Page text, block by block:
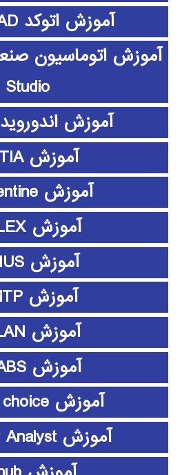
آموزش اتوکد AUTOCAD
Studio
آموزش اندوروید android
آموزش CATIA
آموزش clementine
آموزش CPLEX
آموزش EDIUS
آموزش EMTP
آموزش ePLAN
آموزش ETABS
آموزش expert choice
آموزش Frontier Analyst